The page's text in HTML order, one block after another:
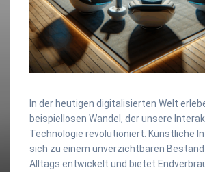
In der heutigen digitalisierten Welt
beispiellosen Wandel, der unsere
Technologie revolutioniert. Künstliche
sich zu einem unverzichtbaren
Alltags entwickelt und bietet